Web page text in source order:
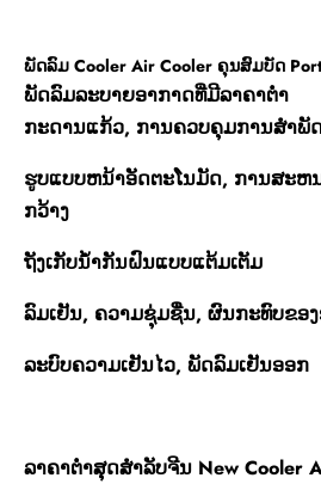
ພັດລົມ Cooler Air Cooler ຄຸນສົມບັດ
ພັດລົມລະບາຍອາກາດທີ່ມີລາຄາຕໍ່າ
ກະດານແກ້ວ, ການຄວບຄຸມການສໍາພັ
ຮູບແບບຫນ້າອັດຕະໂນມັດ, ການສະຫ
ກວ້າງ
ຖັງເກັບນ້ຳກັນຝົນແບບແຕ້ມເຕັມ
ລົມເຢັນ, ຄວາມຊຸ່ມຊື່ນ, ຜົນກະທົບຂອ
ລະບົບຄວາມເຢັນໄວ, ພັດລົມເຢັນອອກ
ລາຄາຕໍ່າສຸດສໍາລັບຈີນ New Cooler